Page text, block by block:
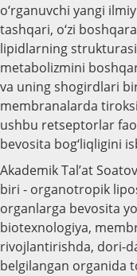
o‘rganuvchi yangi
tashqari, o‘zi
lipidlarning
metabolizmini
va uning shogirdlari
membranalarda
ushbu retseptorlar
bevosita bog‘liqligini
Akademik Tal’at
biri - organotropik
organlarga bevosita
biotexnologiya,
rivojlantirishda, dori-
belgilangan organida